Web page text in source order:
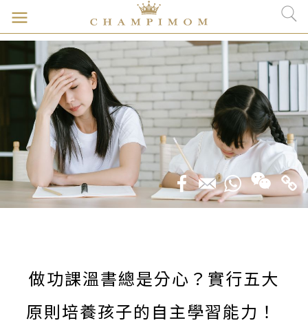
做功課溫書總是分心？實行五大
原則培養孩子的自主學習能力！